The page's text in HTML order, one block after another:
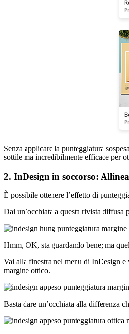
Senza applicare la punteggiatura
sottile ma incredibilmente efficace per
2. InDesign in soccorso:
È possibile ottenere l’effetto di
Dai un’occhiata a questa rivista diffusa
Hmm, OK, sta guardando bene; ma
Vai alla finestra nel menu di InDesign
margine ottico.
Basta dare un’occhiata alla differenza